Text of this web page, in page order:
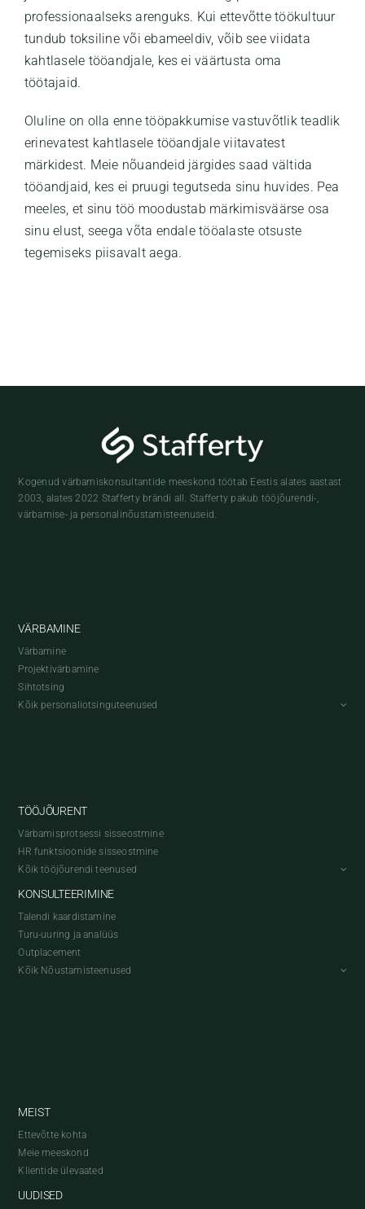
professionaalseks arenguks. Kui ettevõtte töökultuur
tundub toksiline või ebameeldiv, võib see viidata
kahtlasele tööandjale, kes ei väärtusta oma
töötajaid.
Oluline on olla enne tööpakkumise vastuvõtlik teadlik
erinevatest kahtlasele tööandjale viitavatest
märkidest. Meie nõuandeid järgides saad vältida
tööandjaid, kes ei pruugi tegutseda sinu huvides. Pea
meeles, et sinu töö moodustab märkimisväärse osa
sinu elust, seega võta endale tööalaste otsuste
tegemiseks piisavalt aega.
Kogenud värbamiskonsultantide meeskond töötab Eestis alates aastast
2003, alates 2022 Stafferty brändi all. Stafferty pakub tööjõurendi-,
värbamise- ja personalinõustamisteenuseid.
VÄRBAMINE
Värbamine
Projektivärbamine
Sihtotsing
Kõik personaliotsinguteenused
TÖÖJÕURENT
Värbamisprotsessi sisseostmine
HR funktsioonide sisseostmine
Kõik tööjõurendi teenused
KONSULTEERIMINE
Talendi kaardistamine
Turu-uuring ja analüüs
Outplacement
Kõik Nõustamisteenused
MEIST
Ettevõtte kohta
Meie meeskond
Klientide ülevaated
UUDISED